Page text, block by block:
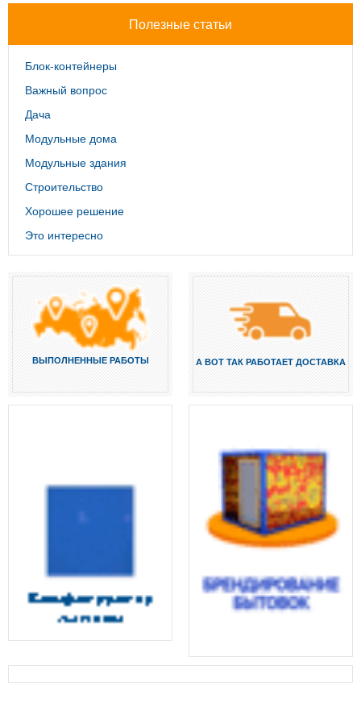
Полезные статьи
Блок-контейнеры
Важный вопрос
Дача
Модульные дома
Модульные здания
Строительство
Хорошее решение
Это интересно
ВЫПОЛНЕННЫЕ РАБОТЫ А ВОТ ТАК РАБОТАЕТ ДОСТАВКА